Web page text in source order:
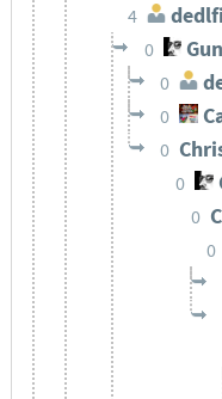
4
0
0
0
0
0
0
0